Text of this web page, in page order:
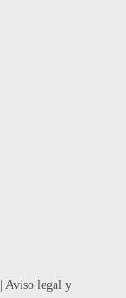
Aviso legal y